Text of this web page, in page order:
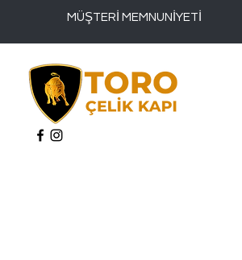
MÜŞTERİ MEMNUNİYETİ